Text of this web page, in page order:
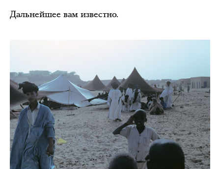
Дальнейшее вам известно.